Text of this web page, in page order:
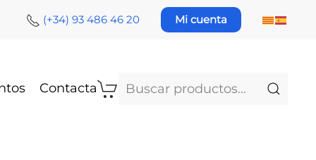
(+34) 93 486 46 20 Mi cuenta
Contacta
Buscar